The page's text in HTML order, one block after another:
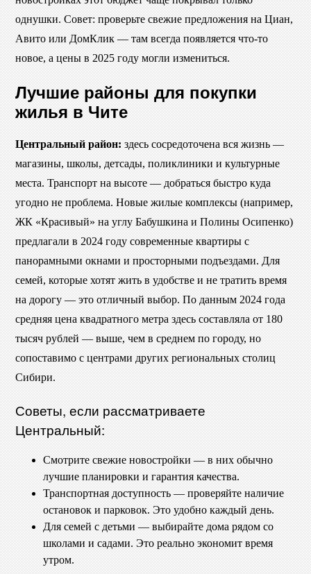
однушки. Совет: проверьте свежие предложения на Циан,
Авито или ДомКлик — там всегда появляется что-то
новое, а цены в 2025 году могли измениться.
Лучшие районы для покупки
жилья в Чите
Центральный район: здесь сосредоточена вся жизнь —
магазины, школы, детсады, поликлиники и культурные
места. Транспорт на высоте — добраться быстро куда
угодно не проблема. Новые жилые комплексы (например,
ЖК «Красивый» на углу Бабушкина и Полины Осипенко)
предлагали в 2024 году современные квартиры с
панорамными окнами и просторными подъездами. Для
семей, которые хотят жить в удобстве и не тратить время
на дорогу — это отличный выбор. По данным 2024 года
средняя цена квадратного метра здесь составляла от 180
тысяч рублей — выше, чем в среднем по городу, но
сопоставимо с центрами других региональных столиц
Сибири.
Советы, если рассматриваете
Центральный:
Смотрите свежие новостройки — в них обычно
лучшие планировки и гарантия качества.
Транспортная доступность — проверяйте наличие
остановок и парковок. Это удобно каждый день.
Для семей с детьми — выбирайте дома рядом со
школами и садами. Это реально экономит время
утром.